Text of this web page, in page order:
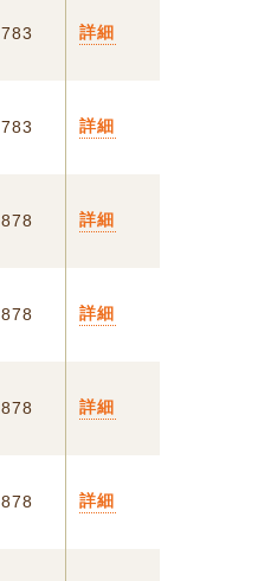
783 詳細
783 詳細
878 詳細
878 詳細
878 詳細
878 詳細